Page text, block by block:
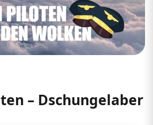
– Dschungelaber